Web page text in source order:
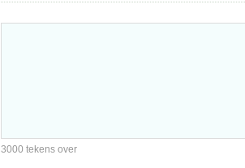
3000 tekens over